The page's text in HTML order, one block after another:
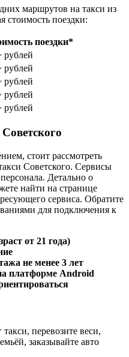
маршрутов на такси из
стоимость поездки:
поездки*
рублей
рублей
рублей
рублей
рублей
стоит рассмотреть
Советского. Сервисы
Детально о
найти на странице
сервиса. Обратите
для подключения к
от 21 года)
не менее 3 лет
платформе Android
перевозите веси,
заказывайте авто